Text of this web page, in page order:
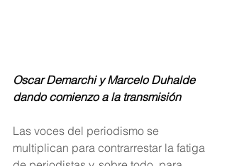
Oscar Demarchi y Marcelo Duhalde
dando comienzo a la transmisión
Las voces del periodismo se
multiplican para contrarrestar la fatiga